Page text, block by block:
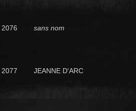
2076 sans nom
2077 JEANNE D'ARC